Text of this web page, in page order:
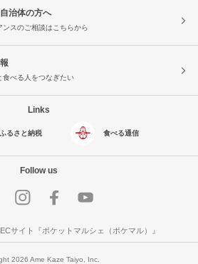
治体の方へ
ンスのご相談はこちらから
食べる人をつなぎたい
Links
るさと納税 食べる通信
Follow us
サイト『ポケットマルシェ（ポケマル）』
2026 Ame Kaze Taiyo, Inc.